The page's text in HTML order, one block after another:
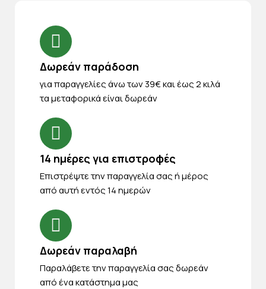
Δωρεάν παράδοση
για παραγγελίες άνω των 39€ και έως 2 κιλά
τα μεταφορικά είναι δωρεάν
14 ημέρες για επιστροφές
Eπιστρέψτε την παραγγελία σας ή μέρος
από αυτή εντός 14 ημερών
Δωρεάν παραλαβή
Παραλάβετε την παραγγελία σας δωρεάν
από ένα κατάστημα μας